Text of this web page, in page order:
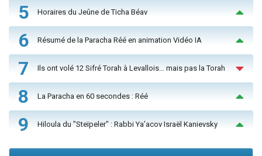
5 Horaires du Jeûne de Ticha Béav
6 Résumé de la Paracha Réé en animation Vidéo IA
7 Ils ont volé 12 Sifré Torah à Levallois… mais pas la Torah
8 La Paracha en 60 secondes : Réé
9 Hiloula du "Steïpeler" : Rabbi Ya’acov Israël Kanievsky